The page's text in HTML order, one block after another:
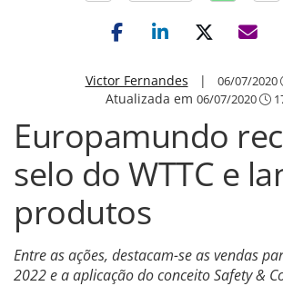
Victor Fernandes | 06/07/2020
Atualizada em 06/07/2020
Europamundo
selo do WTTC e
produtos
Entre as ações, destacam-se as vendas
2022 e a aplicação do conceito Safety &